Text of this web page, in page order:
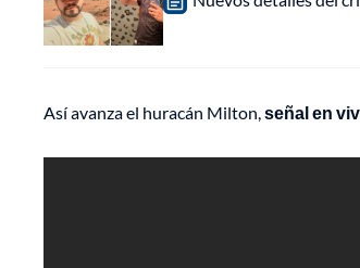
Así avanza el huracán Milton,señal en